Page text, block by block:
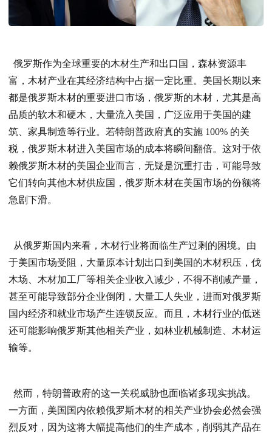
俄罗斯作为全球重要的木材生产和出口国，森林资源丰
富，木材产业在其经济结构中占据一定比重。美国长期以来
都是俄罗斯木材的重要进口市场，俄罗斯的木材，尤其是高
品质的软木和硬木，大量流入美国，广泛应用于美国的建
筑、家具制造等行业。若特朗普政府真的实施 100% 的关
税，俄罗斯木材进入美国市场的成本将瞬间翻倍。这对于依
赖俄罗斯木材的美国企业而言，无疑是沉重打击，可能导致
它们转向其他木材供应国，俄罗斯木材在美国市场的份额将
急剧下滑。​
从俄罗斯国内来看，木材行业将面临生产过剩的困境。由
于美国市场受阻，大量原本计划出口到美国的木材积压，伐
木场、木材加工厂等相关企业收入减少，不得不削减产量，
甚至可能导致部分企业倒闭，大量工人失业，进而对俄罗斯
国内经济和就业市场产生连锁反应。而且，木材行业的低迷
还可能影响俄罗斯其他相关产业，如林业机械制造、木材运
输等。
然而，特朗普政府的这一关税威胁也面临诸多现实挑战。
一方面，美国国内依赖俄罗斯木材的相关产业协会必然会强
烈反对，因为这将大幅提高他们的生产成本，削弱其产品在